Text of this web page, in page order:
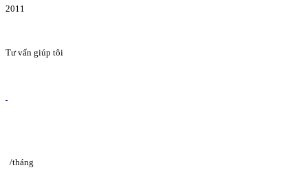
2011
Tư vấn giúp tôi
/tháng